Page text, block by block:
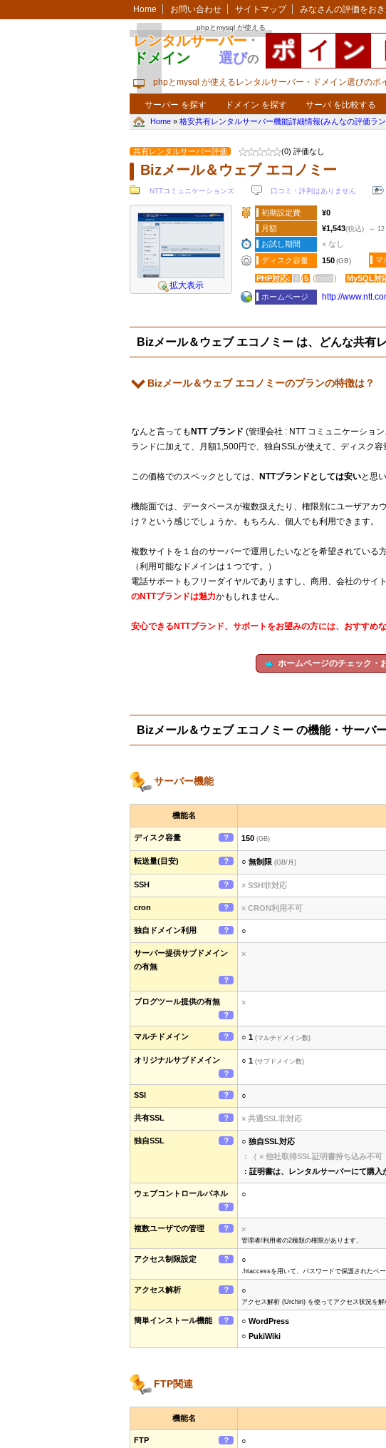
Home お問い合わせ サイトマップ みなさんの評価をお
phpとmysql が使える
レンタルサーバー・ ポ イ ン
ドメイン 選びの
phpとmysql が使えるレンタルサーバー・ドメイン選びのポ
サーバー を探す ドメイン を探す サーバ を比較する
Home » 格安共有レンタルサーバー機能詳細情報(みんなの評価ラ
共有レンタルサーバー評価 (0) 評価なし
Bizメール＆ウェブ エコノミー
NTTコミュニケーションズ 口コミ・評判はありません
拡大表示
初期設定費
¥0
月額
¥1,543(税込) ～
お試し期間
× なし
ディスク容量
150(GB) マ
PHP対応: 4 /5 ( mod ) MySQL対
ホームページ http:​/​/
Bizメール＆ウェブ エコノミー は、どんな共有
Bizメール＆ウェブ エコノミーのプランの特徴は？
なんと言っても NTT ブランド (管理会社 : NTT コミュニケーショ
ランドに加えて、月額1,500円で、独自SSLが使えて、ディスク容
この価格でのスペックとしては、 NTTブランドとしては安いと思
機能面では、データベースが複数扱えたり、権限別にユーザアカ
け？という感じでしょうか。もちろん、個人でも利用できます。
複数サイトを１台のサーバーで運用したいなどを希望されている
（利用可能なドメインは１つです。）
電話サポートもフリーダイヤルでありますし、商用、会社のサイ
のNTTブランドは魅力かもしれません。
安心できるNTTブランド、サポートをお望みの方には、おすすめ
ホームページのチェック・
Bizメール＆ウェブ エコノミー の機能・サーバ
サーバー機能
機能名
ディスク容量 ？ 150 (GB)
転送量(目安) ？ ○ 無制限 (GB/月)
SSH ？ × SSH非対応
cron ？ × CRON利用不可
独自ドメイン利用 ？ ○
サーバー提供サブドメイン
の有無
？
×
ブログツール提供の有無
？
×
マルチドメイン ？ ○ 1 (マルチドメイン数)
オリジナルサブドメイン
？
○ 1 (サブドメイン数)
SSI ？ ○
共有SSL ？ × 共通SSL非対応
独自SSL ？
○ 独自SSL対応
：（ × 他社取得SSL証明書持ち込み不可
：証明書は、レンタルサーバーにて購入
ウェブコントロールパネル
？
○
複数ユーザでの管理 ？ ×
管理者/利用者の2種類の権限があります。
アクセス制限設定 ？ ○
.htaccessを用いて、パスワードで保護されたペー
アクセス解析 ？ ○
アクセス解析 (Urchin) を使ってアクセス状況を解
簡単インストール機能 ？
○ WordPress
○ PukiWiki
FTP関連
機能名
FTP ？ ○